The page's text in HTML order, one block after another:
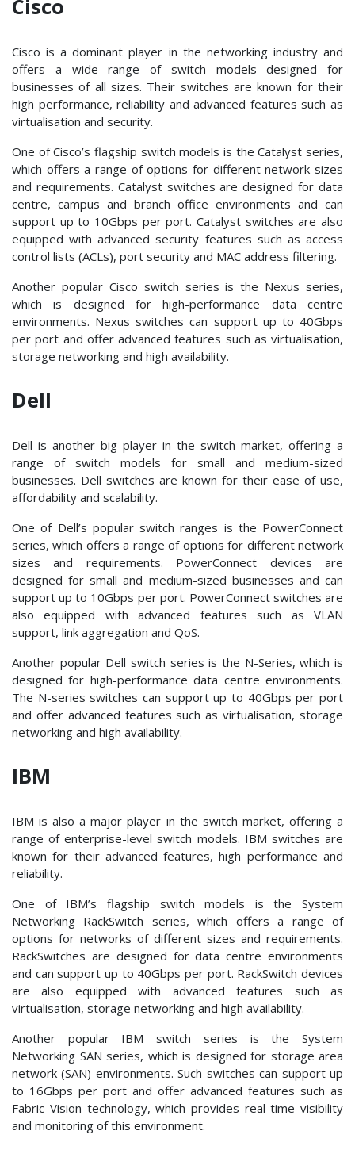
Cisco
Cisco is a dominant player in the networking industry and
offers a wide range of switch models designed for
businesses of all sizes. Their switches are known for their
high performance, reliability and advanced features such as
virtualisation and security.
One of Cisco’s flagship switch models is the Catalyst series,
which offers a range of options for different network sizes
and requirements. Catalyst switches are designed for data
centre, campus and branch office environments and can
support up to 10Gbps per port. Catalyst switches are also
equipped with advanced security features such as access
control lists (ACLs), port security and MAC address filtering.
Another popular Cisco switch series is the Nexus series,
which is designed for high-performance data centre
environments. Nexus switches can support up to 40Gbps
per port and offer advanced features such as virtualisation,
storage networking and high availability.
Dell
Dell is another big player in the switch market, offering a
range of switch models for small and medium-sized
businesses. Dell switches are known for their ease of use,
affordability and scalability.
One of Dell’s popular switch ranges is the PowerConnect
series, which offers a range of options for different network
sizes and requirements. PowerConnect devices are
designed for small and medium-sized businesses and can
support up to 10Gbps per port. PowerConnect switches are
also equipped with advanced features such as VLAN
support, link aggregation and QoS.
Another popular Dell switch series is the N-Series, which is
designed for high-performance data centre environments.
The N-series switches can support up to 40Gbps per port
and offer advanced features such as virtualisation, storage
networking and high availability.
IBM
IBM is also a major player in the switch market, offering a
range of enterprise-level switch models. IBM switches are
known for their advanced features, high performance and
reliability.
One of IBM’s flagship switch models is the System
Networking RackSwitch series, which offers a range of
options for networks of different sizes and requirements.
RackSwitches are designed for data centre environments
and can support up to 40Gbps per port. RackSwitch devices
are also equipped with advanced features such as
virtualisation, storage networking and high availability.
Another popular IBM switch series is the System
Networking SAN series, which is designed for storage area
network (SAN) environments. Such switches can support up
to 16Gbps per port and offer advanced features such as
Fabric Vision technology, which provides real-time visibility
and monitoring of this environment.